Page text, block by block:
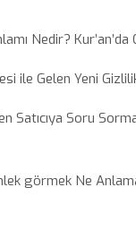
Nedir? Kur’an’da
ile Gelen Yeni
Satıcıya Soru
görmek Ne